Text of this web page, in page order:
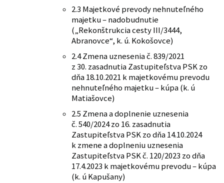
2.3 Majetkové prevody nehnuteľného
majetku – nadobudnutie
(„Rekonštrukcia cesty III/3444,
Abranovce“, k. ú. Kokošovce)
2.4 Zmena uznesenia č. 839/2021
z 30. zasadnutia Zastupiteľstva PSK zo
dňa 18.10.2021 k majetkovému prevodu
nehnuteľného majetku – kúpa (k. ú
Matiašovce)
2.5 Zmena a doplnenie uznesenia
č. 540/2024 zo 16. zasadnutia
Zastupiteľstva PSK zo dňa 14.10.2024
k zmene a doplneniu uznesenia
Zastupiteľstva PSK č. 120/2023 zo dňa
17.4.2023 k majetkovému prevodu – kúpa
(k. ú Kapušany)